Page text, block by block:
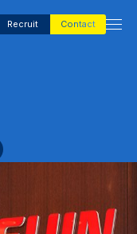
Recruit Contact